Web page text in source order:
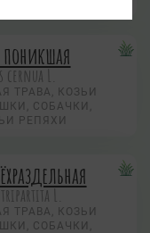
поникшая
cernua L.
ТРАВА, КОЗЬИ
СОБАЧКИ,
РЕПЯХИ
tripartita L.
ТРАВА, КОЗЬИ
СОБАЧКИ,